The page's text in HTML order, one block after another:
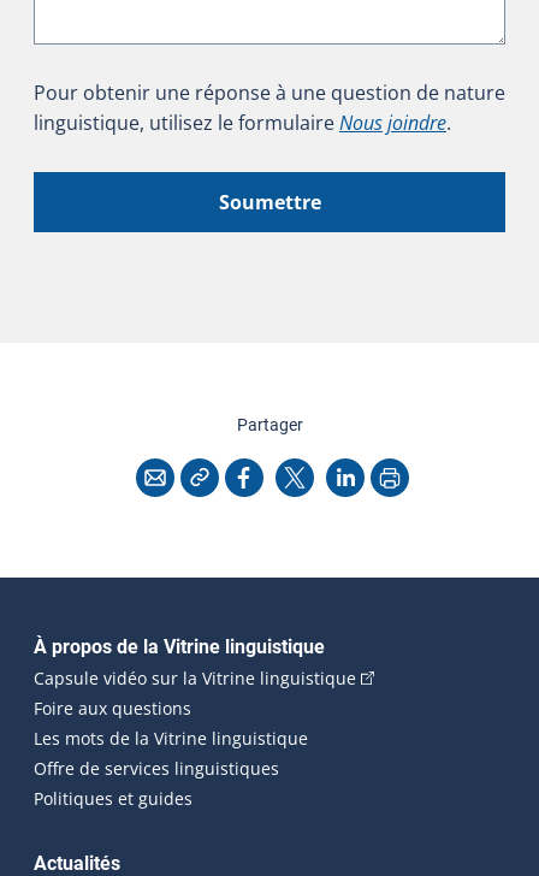
Pour obtenir une réponse à une question de nature
linguistique, utilisez le formulaireNous joindre.
Soumettre
Partagercette page
CourrielCopier l'adresse
Facebook
X LinkedInImprimer
Navigation principale
À propos de la Vitrine linguistique
Capsule vidéo sur la Vitrine linguistique(Cet hyperlien
Foire aux questions
Les mots de la Vitrine linguistique
Offre de services linguistiques
Politiques et guides
Actualités